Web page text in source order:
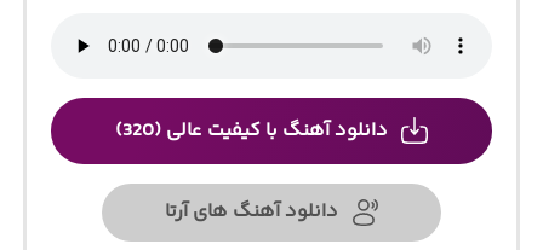
دانلود آهنگ با کیفیت عالی (320)
دانلود آهنگ های آرتا